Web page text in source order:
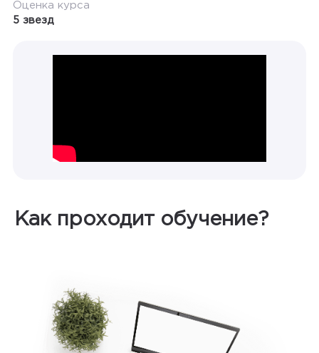
Оценка курса
5 звезд
Как проходит обучение?